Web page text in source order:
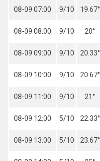
08-09 07:00 9/10 19.67°
08-09 08:00 9/10 20°
08-09 09:00 9/10 20.33°
08-09 10:00 9/10 20.67°
08-09 11:00 9/10 21°
08-09 12:00 5/10 22.33°
08-09 13:00 5/10 23.67°